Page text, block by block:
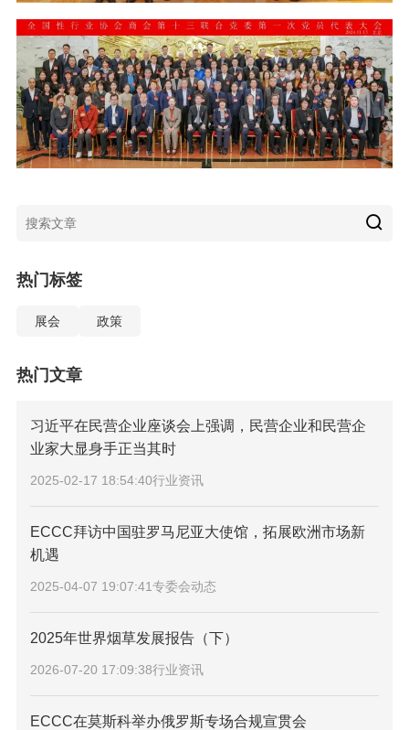
热门标签
展会 政策
热门文章
习近平在民营企业座谈会上强调，民营企业和民营企
业家大显身手正当其时
2025-02-17 18:54:40行业资讯
ECCC拜访中国驻罗马尼亚大使馆，拓展欧洲市场新
机遇
2025-04-07 19:07:41专委会动态
2025年世界烟草发展报告（下）
2026-07-20 17:09:38行业资讯
ECCC在莫斯科举办俄罗斯专场合规宣贯会